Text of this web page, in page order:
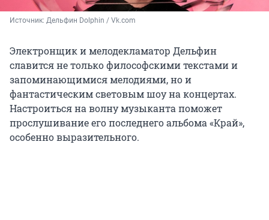
Источник: Дельфин Dolphin / Vk.com
Электронщик и мелодекламатор Дельфин
славится не только философскими текстами и
запоминающимися мелодиями, но и
фантастическим световым шоу на концертах.
Настроиться на волну музыканта поможет
прослушивание его последнего альбома «Край»,
особенно выразительного.